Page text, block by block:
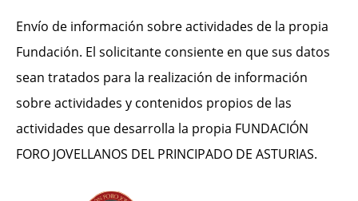
Envío de información sobre actividades de la propia
Fundación. El solicitante consiente en que sus datos
sean tratados para la realización de información
sobre actividades y contenidos propios de las
actividades que desarrolla la propia FUNDACIÓN
FORO JOVELLANOS DEL PRINCIPADO DE ASTURIAS.